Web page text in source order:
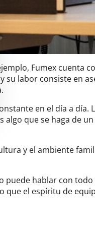
Fumex cuenta
su labor consiste en
en el día a día.
algo que se haga de
y el ambiente
puede hablar con
que el espíritu de